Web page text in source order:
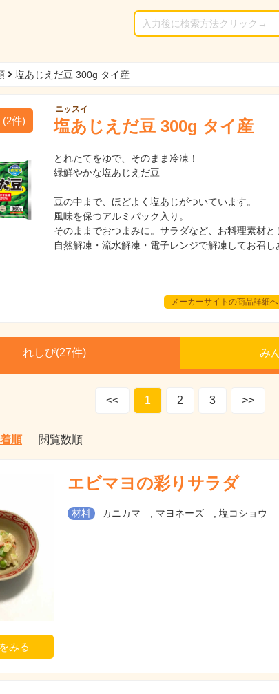
塩あじえだ豆 300g タイ産
(2件)
ニッスイ
塩あじえだ豆 300g タイ産
とれたてをゆで、そのまま冷凍！
緑鮮やかな塩あじえだ豆
豆の中まで、ほどよく塩あじがついています。
風味を保つアルミパック入り。
そのままでおつまみに。サラダなど、お料理素材と
自然解凍・流水解凍・電子レンジで解凍してお召し
メーカーサイトの商品詳細へ
れしぴ(27件) み
<< 1 2 3 >>
順 閲覧数順
みる
エビマヨの彩りサラダ
材料 カニカマ , マヨネーズ , 塩コショウ